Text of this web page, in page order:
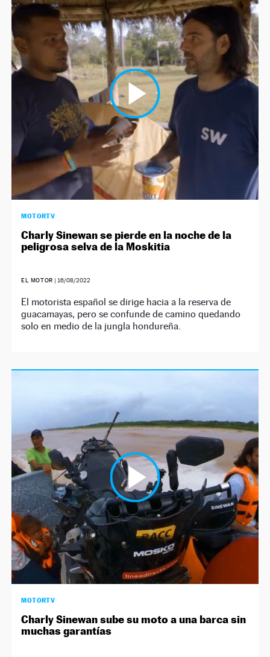
MOTORTV
Charly Sinewan se pierde en la noche de la
peligrosa selva de la Moskitia
EL MOTOR | 16/08/2022
El motorista español se dirige hacia a la reserva de
guacamayas, pero se confunde de camino quedando
solo en medio de la jungla hondureña.
MOTORTV
Charly Sinewan sube su moto a una barca sin
muchas garantías